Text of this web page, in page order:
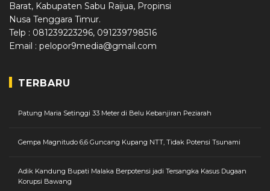
Barat, Kabupaten Sabu Raijua, Propinsi
Nusa Tenggara Timur.
Telp : 081239223296, 091239798516
Email : pelopor9media@gmail.com
TERBARU
Patung Maria Setinggi 33 Meter di Belu Kebanjiran Peziarah
Gempa Magnitudo 6,6 Guncang Kupang NTT, Tidak Potensi Tsunami
Adik Kandung Bupati Malaka Berpotensi jadi Tersangka Kasus Dugaan
Korupsi Bawang